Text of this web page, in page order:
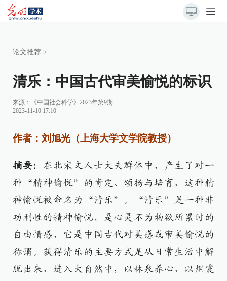
论文推荐 >
清乐：中国古代审美愉悦的标识
来源：
《中国社会科学》2023年第9期
2023-11-10 17:10
作者：刘旭光（上海大学文学院教授）
摘要： 在北宋文人士大夫群体中，产生了对一
种“精神愉悦”的肯定、颂扬与培育，这种精
神愉悦被命名为“清乐”。“清乐”是一种非
功利性的精神愉悦，是心灵不为物欲所累时的
自由情感，它是中国古代对美感或审美愉悦的
称谓。获得清乐的主要方式是从日常生活中解
脱出来，进入大自然中，以林泉养心，以烟霞